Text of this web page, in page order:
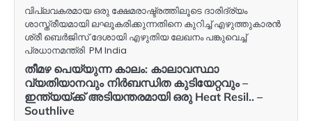
വിപ്ലവകരമായ ഒരു ക്ഷേമരാഷ്ട്രത്തിലൂടെ ദാരിദ്ര്യം
ശാസ്ത്രീയമായി ലഘൂകരിക്കുന്നതിനെ കുറിച്ച് എഴുത്തുകാരൻ
ശ്രീ ബെർജിസ് ദേശായി എഴുതിയ ലേഖനം പങ്കുവെച്ച്
പ്രധാനമന്ത്രി PM India
തീമഴ പെയ്യുന്ന കാലം: കാലാവസ്ഥാ
വ്യതിയാനവും നിർബന്ധിത കുടിയേറ്റവും –
ഇന്ത്യയ്ക്ക് അടിയന്തരമായി ഒരു Heat Resil.. –
Southlive